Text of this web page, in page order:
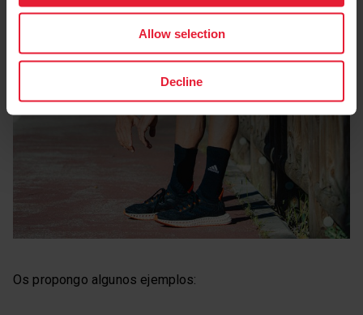
Allow selection
Decline
Os propongo algunos ejemplos: